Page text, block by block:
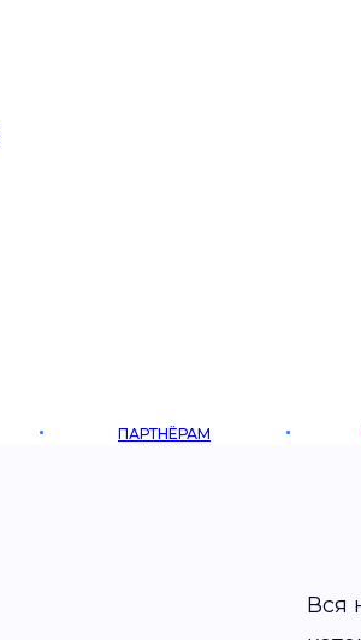
ПАРТНЁРАМ
Вся